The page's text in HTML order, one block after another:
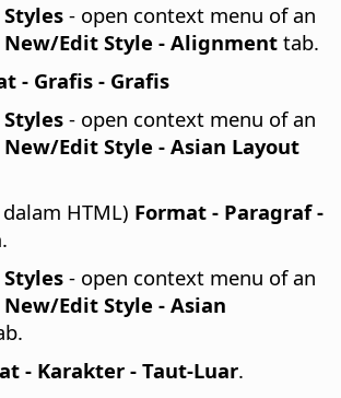
- open context menu of an
New/Edit Style - Alignment tab.
- Grafis - Grafis
- open context menu of an
New/Edit Style - Asian Layout
HTML) Format - Paragraf -
.
- open context menu of an
New/Edit Style - Asian
- Karakter - Taut-Luar.